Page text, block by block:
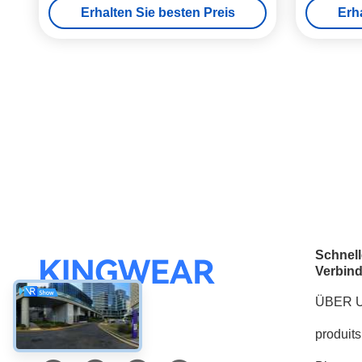
Erhalten Sie besten Preis
Soziale Medien
ÜBER
produits